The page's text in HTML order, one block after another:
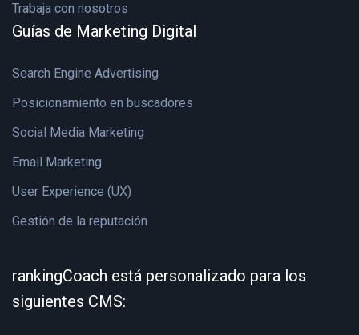
Trabaja con nosotros
Guías de Marketing Digital
Search Engine Advertising
Posicionamiento en buscadores
Social Media Marketing
Email Marketing
User Experience (UX)
Gestión de la reputación
rankingCoach está personalizado para los
siguientes CMS: